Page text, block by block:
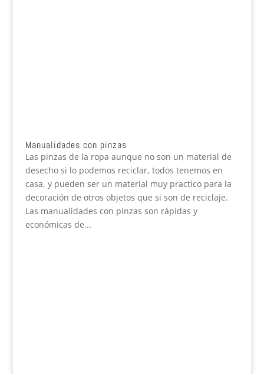
Manualidades con pinzas
Las pinzas de la ropa aunque no son un material de
desecho si lo podemos reciclar, todos tenemos en
casa, y pueden ser un material muy practico para la
decoración de otros objetos que si son de reciclaje.
Las manualidades con pinzas son rápidas y
económicas de...